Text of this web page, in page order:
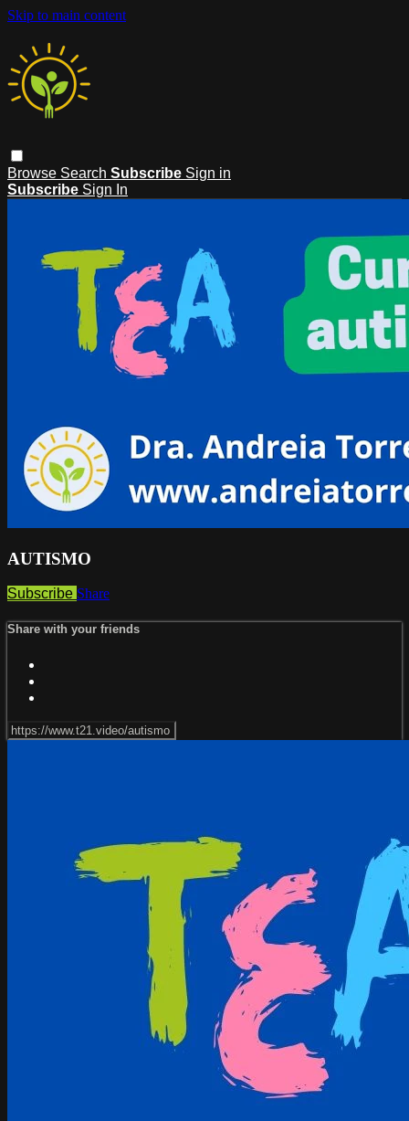
Skip to main content
Browse Search Subscribe Sign in
Subscribe Sign In
AUTISMO
Subscribe Share
Share with your friends